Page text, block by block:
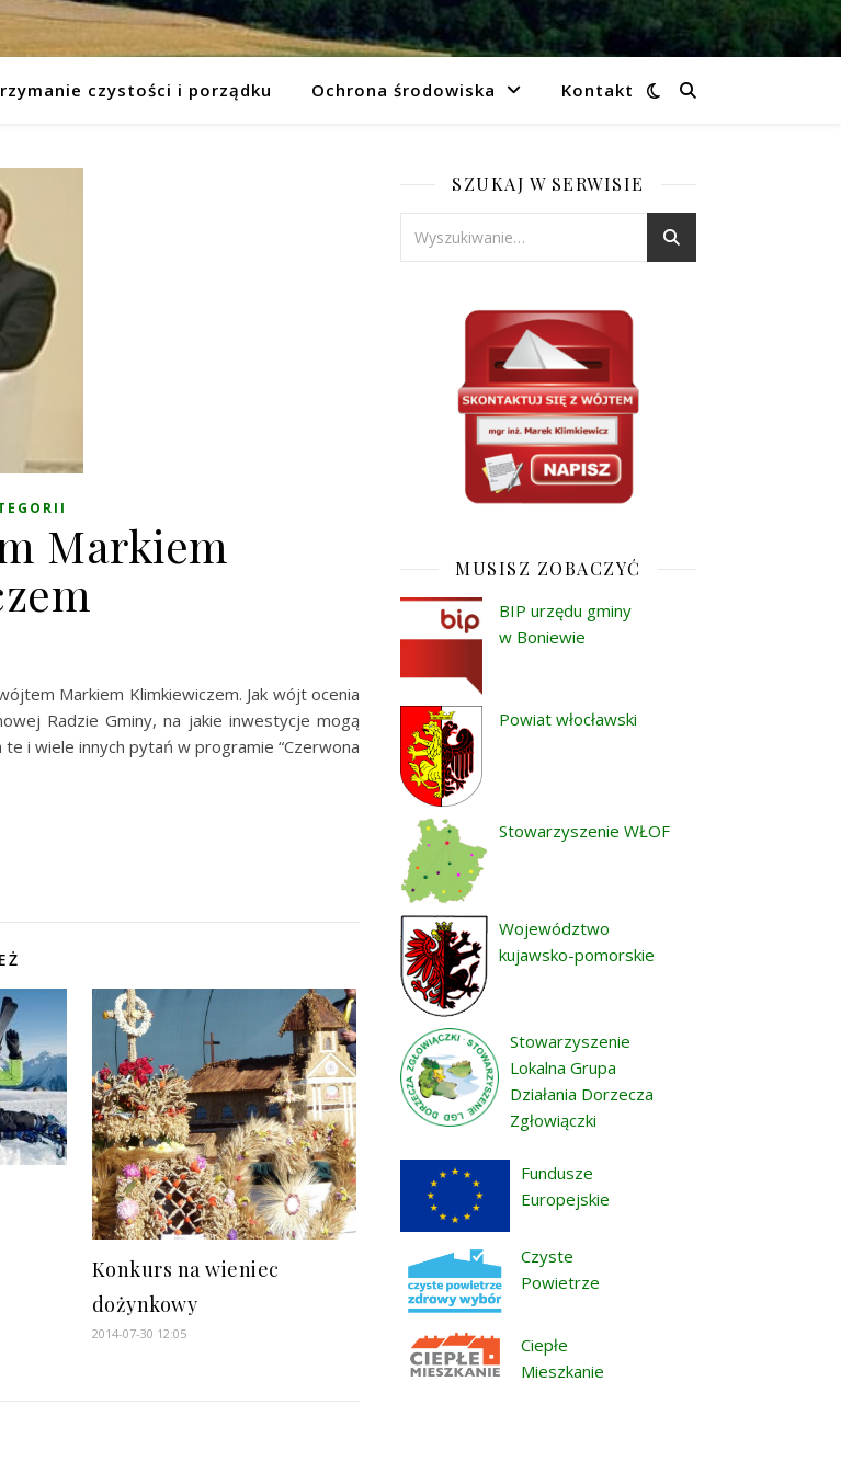
czystości i porządku Ochrona środowiska Kontakt
Markiem
Markiem Klimkiewiczem. Jak wójt ocenia
Radzie Gminy, na jakie inwestycje mogą
i wiele innych pytań w programie “Czerwona
Konkurs na wieniec
dożynkowy
2014-07-30 12:05
SZUKAJ W SERWISIE
MUSISZ ZOBACZYĆ
BIP urzędu gminy
w Boniewie
Powiat włocławski
Stowarzyszenie WŁOF
Województwo
kujawsko-pomorskie
Stowarzyszenie
Lokalna Grupa
Działania Dorzecza
Zgłowiączki
Fundusze
Europejskie
Czyste
Powietrze
Ciepłe
Mieszkanie